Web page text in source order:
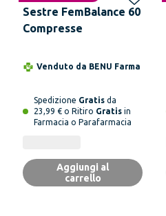
Sestre FemBalance 60
Compresse
Venduto da BENU Farma
Spedizione Gratis da
23,99 € o Ritiro Gratis in
Farmacia o Parafarmacia
Aggiungi al
carrello